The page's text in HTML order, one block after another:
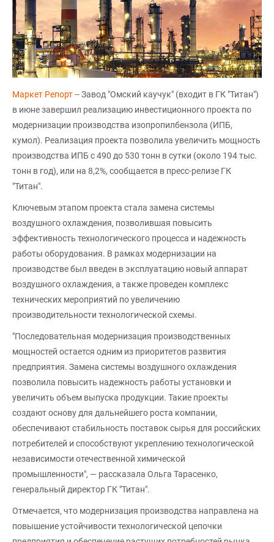
Маркет Репорт-- Завод "Омский каучук" (входит в ГК "Титан")
в июне завершил реализацию инвестиционного проекта по
модернизации производства изопропилбензола (ИПБ,
кумол). Реализация проекта позволила увеличить мощность
производства ИПБ с 490 до 530 тонн в сутки (около 194 тыс.
тонн в год), или на 8,2%, сообщается в пресс-релизе ГК
"Титан".
Ключевым этапом проекта стала замена системы
воздушного охлаждения, позволившая повысить
эффективность технологического процесса и надежность
работы оборудования. В рамках модернизации на
производстве был введен в эксплуатацию новый аппарат
воздушного охлаждения, а также проведен комплекс
технических мероприятий по увеличению
производительности технологической схемы.
"Последовательная модернизация производственных
мощностей остается одним из приоритетов развития
предприятия. Замена системы воздушного охлаждения
позволила повысить надежность работы установки и
увеличить объем выпуска продукции. Такие проекты
создают основу для дальнейшего роста компании,
обеспечивают стабильность поставок сырья для российских
потребителей и способствуют укреплению технологической
независимости отечественной химической
промышленности", — рассказала Ольга Тарасенко,
генеральный директор ГК "Титан".
Отмечается, что модернизация производства направлена на
повышение устойчивости технологической цепочки